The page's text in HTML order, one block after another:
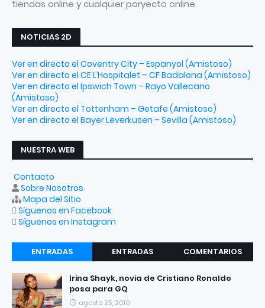
tiendas online y cualquier poryecto online
NOTICIAS 2D
Ver en directo el Coventry City – Espanyol (Amistoso)
Ver en directo el CE L’Hospitalet – CF Badalona (Amistoso)
Ver en directo el Ipswich Town – Rayo Vallecano
(Amistoso)
Ver en directo el Tottenham – Getafe (Amistoso)
Ver en directo el Bayer Leverkusen – Sevilla (Amistoso)
NUESTRA WEB
Contacto
Sobre Nosotros
Mapa del Sitio
Síguenos en Facebook
Síguenos en Instagram
ENTRADAS
RECIENTES
ENTRADAS
COMENTARIOS
Irina Shayk, novia de Cristiano Ronaldo
posa para GQ
agosto 25, 2010